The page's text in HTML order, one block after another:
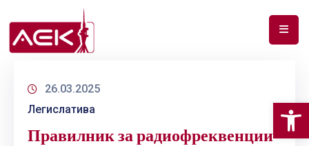
ДОКУМЕНТИ
26.03.2025
Легислатива
Правилник за радиофреквенции